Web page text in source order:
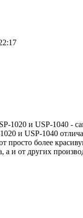
1020 и USP-1040 -
и USP-1040
просто более
а и от других